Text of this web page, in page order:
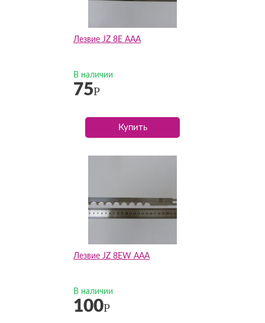
Лезвие JZ 8E AAA
В наличии
75Р
Купить
Лезвие JZ 8EW AAA
В наличии
100Р